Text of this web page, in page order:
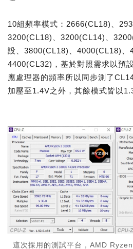
10組頻率模式：2666(CL18)、
3200(CL18)、3200(CL14)、
設、3800(CL18)、4000(CL18)、
4400(CL32)，基於對照需求以預
應處理器的頻率所以同步測了
加壓至1.4V之外，其餘模式皆以
這次採用的測試平台，AMD